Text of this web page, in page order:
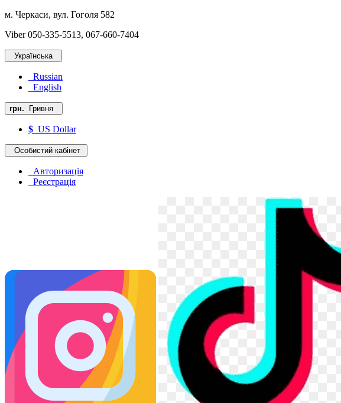
м. Черкаси, вул. Гоголя 582
Viber 050-335-5513, 067-660-7404
Українська
Russian
English
грн. Гривня
$ US Dollar
Особистий кабінет
Авторизація
Реєстрація